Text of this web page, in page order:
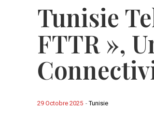
Tunisie
FTTR »,
-Tunisie
29 Octobre 2025